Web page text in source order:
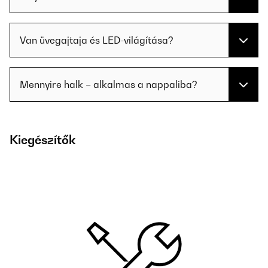
Van üvegajtaja és LED-világítása?
Mennyire halk – alkalmas a nappaliba?
Kiegészítők